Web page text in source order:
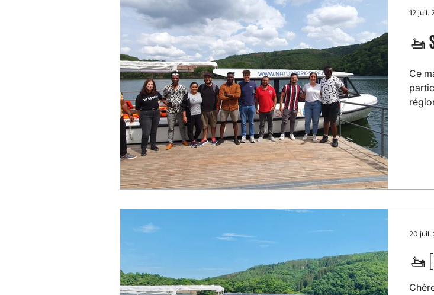
🚤
Ce
12 juil.
🚤
20 juil.